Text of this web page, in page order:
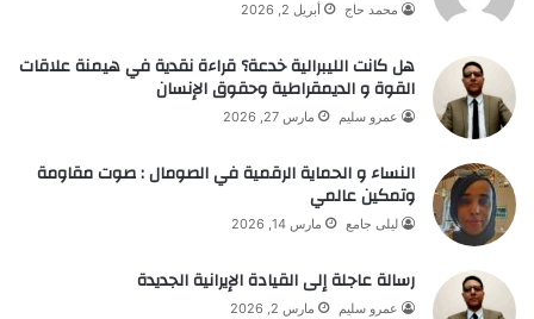
محمد حاج أبريل 2, 2026
هل كانت الليبرالية خدعة؟ قراءة نقدية في هيمنة علاقات
القوة و الديمقراطية وحقوق الإنسان
عمرو سليم مارس 27, 2026
النساء و الحماية الرقمية في الصومال : صوت مقاومة
وتمكين عالمي
ليلى جامع مارس 14, 2026
رسالة عاجلة إلى القيادة الإيرانية الجديدة
عمرو سليم مارس 2, 2026